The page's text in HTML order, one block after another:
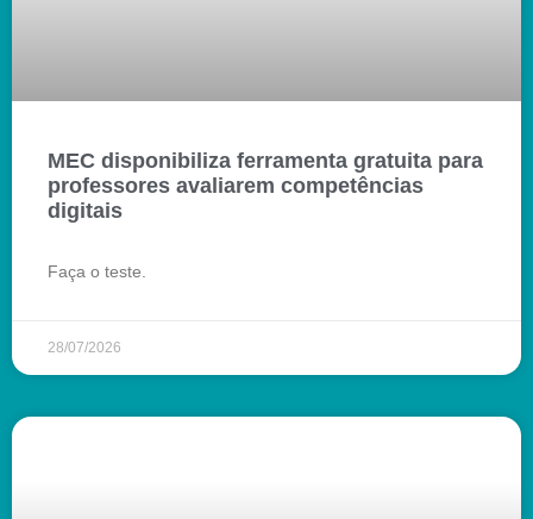
MEC disponibiliza ferramenta gratuita para
professores avaliarem competências
digitais
Faça o teste.
28/07/2026